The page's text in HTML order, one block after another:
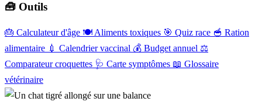
🧰 Outils
🎂 Calculateur d'âge 🍽️ Aliments toxiques 🎯 Quiz race 🥣 Ration
alimentaire 💉 Calendrier vaccinal 💰 Budget annuel ⚖️
Comparateur croquettes 🩺 Carte symptômes 📖 Glossaire
vétérinaire